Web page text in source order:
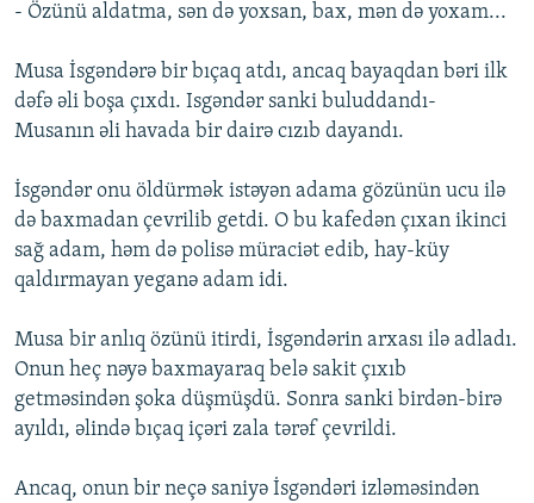
- Özünü aldatma, sən də yoxsan, bax, mən də yoxam...
Musa İsgəndərə bir bıçaq atdı, ancaq bayaqdan bəri ilk
dəfə əli boşa çıxdı. Isgəndər sanki buluddandı-
Musanın əli havada bir dairə cızıb dayandı.
İsgəndər onu öldürmək istəyən adama gözünün ucu ilə
də baxmadan çevrilib getdi. O bu kafedən çıxan ikinci
sağ adam, həm də polisə müraciət edib, hay-küy
qaldırmayan yeganə adam idi.
Musa bir anlıq özünü itirdi, İsgəndərin arxası ilə adladı.
Onun heç nəyə baxmayaraq belə sakit çıxıb
getməsindən şoka düşmüşdü. Sonra sanki birdən-birə
ayıldı, əlində bıçaq içəri zala tərəf çevrildi.
Ancaq, onun bir neçə saniyə İsgəndəri izləməsindən